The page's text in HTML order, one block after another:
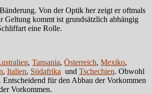
Von der Optik her zeigt er oftmals
Geltung kommt ist grundsätzlich abhängig
eine Rolle.
, Tansania, Österreich, Mexiko,
, Italien, Südafrika und Tschechien. Obwohl
für den Abbau der Vorkommen
Vorkommen.